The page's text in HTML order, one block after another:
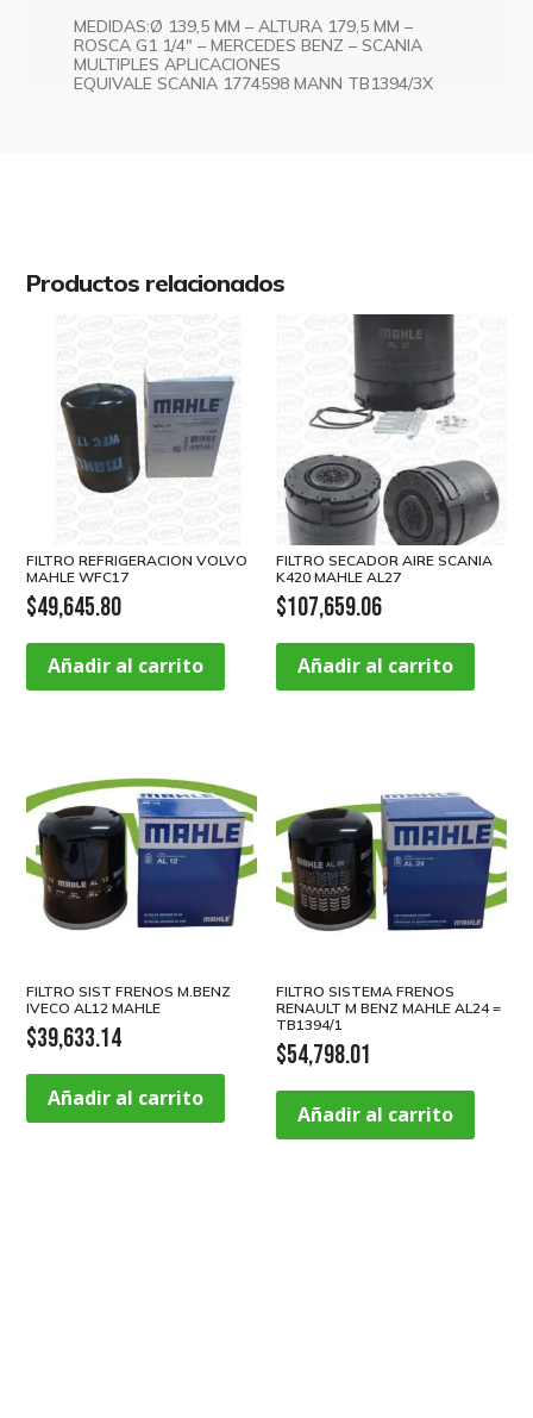
MEDIDAS:Ø 139,5 MM – ALTURA 179,5 MM –
ROSCA G1 1/4″ – MERCEDES BENZ – SCANIA
MULTIPLES APLICACIONES
EQUIVALE SCANIA 1774598 MANN TB1394/3X
Productos relacionados
FILTRO REFRIGERACION VOLVO
MAHLE WFC17
$49,645.80
Añadir al carrito
FILTRO SECADOR AIRE SCANIA
K420 MAHLE AL27
$107,659.06
Añadir al carrito
FILTRO SIST FRENOS M.BENZ
IVECO AL12 MAHLE
$39,633.14
Añadir al carrito
FILTRO SISTEMA FRENOS
RENAULT M BENZ MAHLE AL24 =
TB1394/1
$54,798.01
Añadir al carrito